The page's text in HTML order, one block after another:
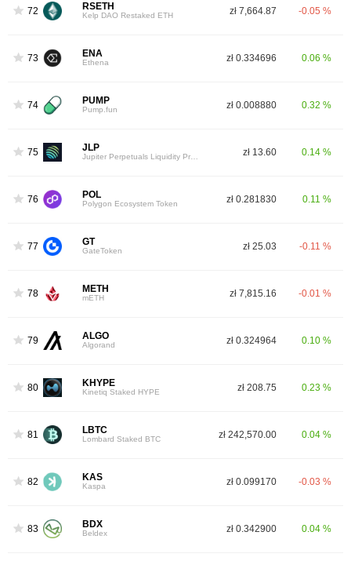
72 RSETH
Kelp DAO Restaked ETH zł 7,664.87 -0.05 %
73 ENA
Ethena zł 0.334696 0.06 %
74 PUMP
Pump.fun zł 0.008880 0.32 %
75 JLP zł 13.60 0.14 %
76 POL
Polygon Ecosystem Token zł 0.281830 0.11 %
77 GT
GateToken zł 25.03 -0.11 %
78 METH
mETH zł 7,815.16 -0.01 %
79 ALGO
Algorand zł 0.324964 0.10 %
80 KHYPE
Kinetiq Staked HYPE zł 208.75 0.23 %
81 LBTC
Lombard Staked BTC zł 242,570.00 0.04 %
82 KAS
Kaspa zł 0.099170 -0.03 %
83 BDX
Beldex zł 0.342900 0.04 %